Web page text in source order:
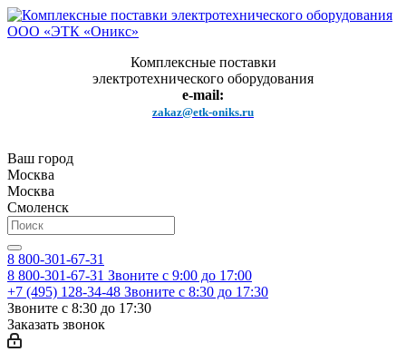
Комплексные поставки
электротехнического оборудования
e-mail:
zakaz@etk-oniks.ru
Ваш город
Москва
Москва
Смоленск
8 800-301-67-31
8 800-301-67-31 Звоните с 9:00 до 17:00
+7 (495) 128-34-48 Звоните с 8:30 до 17:30
Звоните с 8:30 до 17:30
Заказать звонок